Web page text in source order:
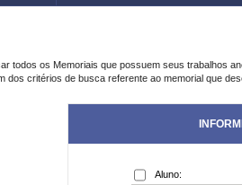
todos os Memoriais que possuem seus trabalhos
dos critérios de busca referente ao memorial que
Aluno: